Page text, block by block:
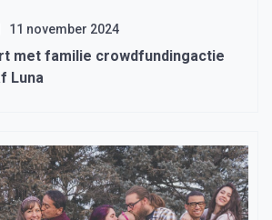
11 november 2024
met familie crowdfundingactie
Luna